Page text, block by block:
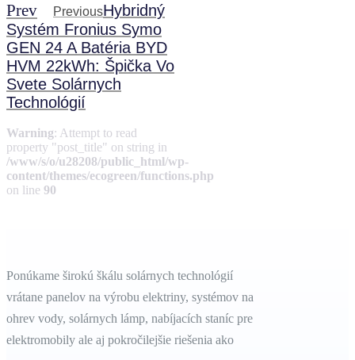
Prev PreviousHybridný
Systém Fronius Symo
GEN 24 A Batéria BYD
HVM 22kWh: Špička Vo
Svete Solárnych
Technológií
Warning: Attempt to read
property "post_title" on string in
/www/s/o/u28208/public_html/wp-
content/themes/ecogreen/functions.php
on line 90
Ponúkame širokú škálu solárnych technológií
vrátane panelov na výrobu elektriny, systémov na
ohrev vody, solárnych lámp, nabíjacích staníc pre
elektromobily ale aj pokročilejšie riešenia ako